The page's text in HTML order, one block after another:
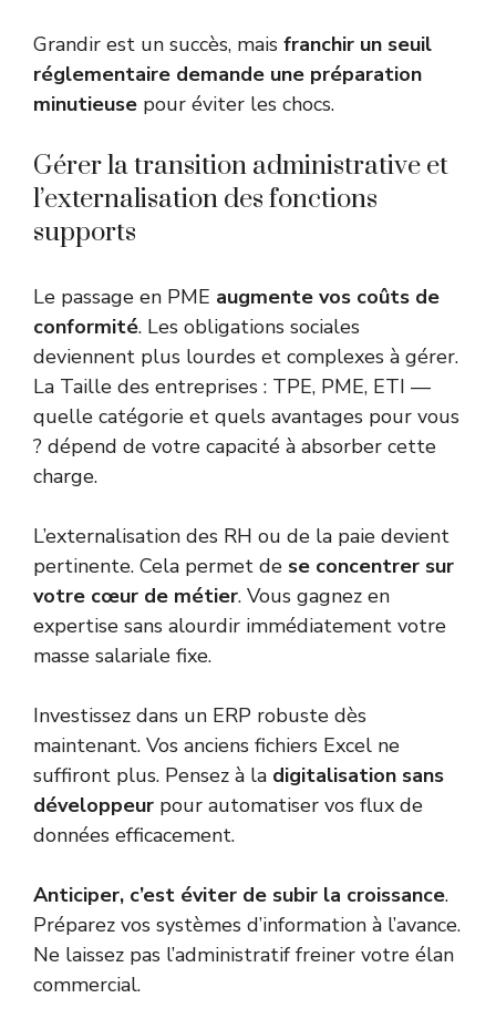
Grandir est un succès, mais franchir un seuil
réglementaire demande une préparation
minutieuse pour éviter les chocs.
Gérer la transition administrative et
l’externalisation des fonctions
supports
Le passage en PME augmente vos coûts de
conformité. Les obligations sociales
deviennent plus lourdes et complexes à gérer.
La Taille des entreprises : TPE, PME, ETI —
quelle catégorie et quels avantages pour vous
? dépend de votre capacité à absorber cette
charge.
L’externalisation des RH ou de la paie devient
pertinente. Cela permet de se concentrer sur
votre cœur de métier. Vous gagnez en
expertise sans alourdir immédiatement votre
masse salariale fixe.
Investissez dans un ERP robuste dès
maintenant. Vos anciens fichiers Excel ne
suffiront plus. Pensez à la digitalisation sans
développeur pour automatiser vos flux de
données efficacement.
Anticiper, c’est éviter de subir la croissance.
Préparez vos systèmes d’information à l’avance.
Ne laissez pas l’administratif freiner votre élan
commercial.